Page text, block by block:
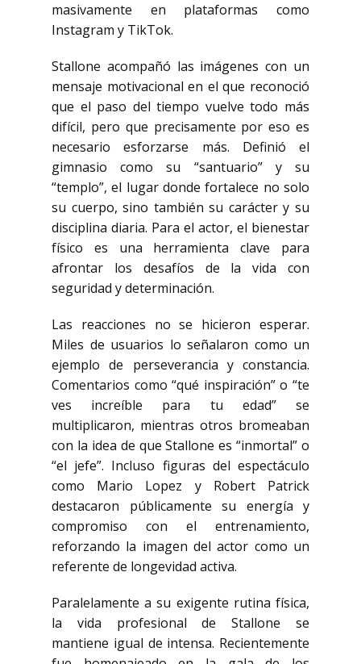
masivamente en plataformas como
Instagram y TikTok.
Stallone acompañó las imágenes con un
mensaje motivacional en el que reconoció
que el paso del tiempo vuelve todo más
difícil, pero que precisamente por eso es
necesario esforzarse más. Definió el
gimnasio como su “santuario” y su
“templo”, el lugar donde fortalece no solo
su cuerpo, sino también su carácter y su
disciplina diaria. Para el actor, el bienestar
físico es una herramienta clave para
afrontar los desafíos de la vida con
seguridad y determinación.
Las reacciones no se hicieron esperar.
Miles de usuarios lo señalaron como un
ejemplo de perseverancia y constancia.
Comentarios como “qué inspiración” o “te
ves increíble para tu edad” se
multiplicaron, mientras otros bromeaban
con la idea de que Stallone es “inmortal” o
“el jefe”. Incluso figuras del espectáculo
como Mario Lopez y Robert Patrick
destacaron públicamente su energía y
compromiso con el entrenamiento,
reforzando la imagen del actor como un
referente de longevidad activa.
Paralelamente a su exigente rutina física,
la vida profesional de Stallone se
mantiene igual de intensa. Recientemente